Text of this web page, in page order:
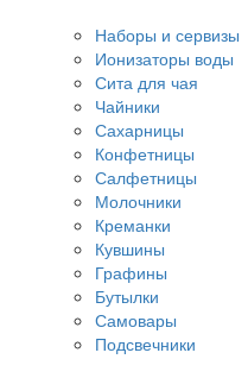
Наборы и сервизы
Ионизаторы воды
Сита для чая
Чайники
Сахарницы
Конфетницы
Салфетницы
Молочники
Креманки
Кувшины
Графины
Бутылки
Самовары
Подсвечники